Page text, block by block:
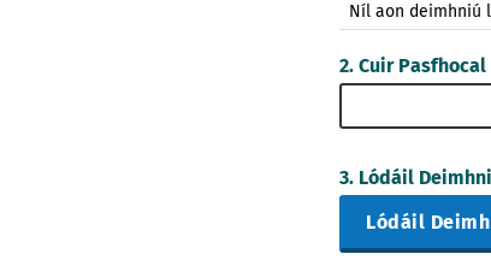
Níl aon deimhniú
2. Cuir
3. Lódáil
Lódáil